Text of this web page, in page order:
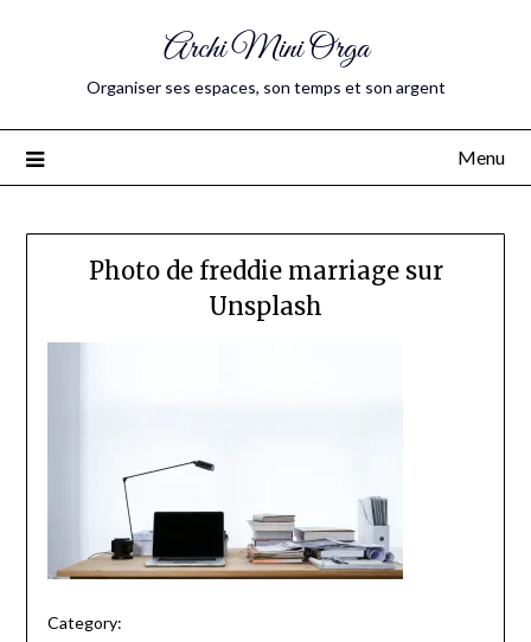
Archi Mini Orga
Organiser ses espaces, son temps et son argent
Menu
Photo de freddie marriage sur
Unsplash
Category: